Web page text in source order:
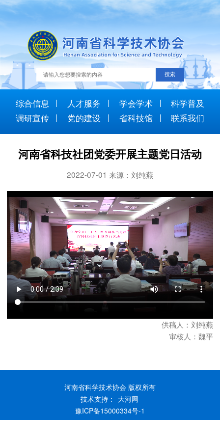
综合信息 人才服务 学会学术
科学普及
调研宣传
党的建设 省科技馆 联系我们
河南省科技社团党委开展主题党日活动
2022-07-01 来源：刘纯燕
供稿人：刘纯燕
审核人：魏平
河南省科学技术协会 版权所有
技术支持：
大河网
豫ICP备15000334号-1